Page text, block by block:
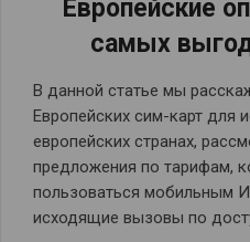
Европейские
самых
В данной статье мы
Европейских сим-карт для
европейских странах,
предложения по тарифам,
пользоваться мобильным
исходящие вызовы по